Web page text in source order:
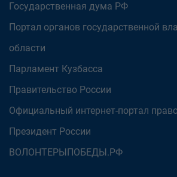
Государственная дума РФ
Портал органов государственной
области
Парламент Кузбасса
Правительство России
Официальный интернет-портал
Президент России
ВОЛОНТЕРЫПОБЕДЫ.РФ